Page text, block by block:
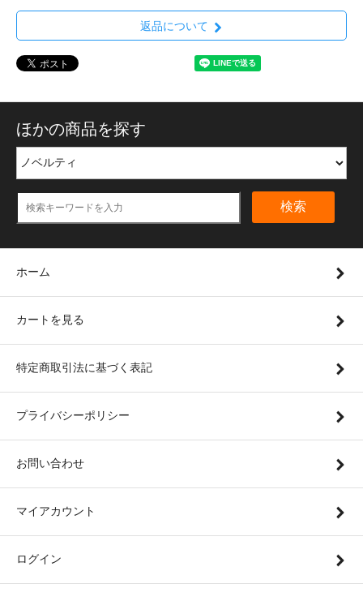
返品について
ほかの商品を探す
検索
ホーム
カートを見る
特定商取引法に基づく表記
プライバシーポリシー
お問い合わせ
マイアカウント
ログイン